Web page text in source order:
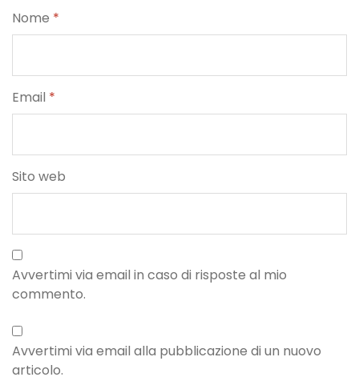
Nome *
Email *
Sito web
Avvertimi via email in caso di risposte al mio
commento.
Avvertimi via email alla pubblicazione di un nuovo
articolo.